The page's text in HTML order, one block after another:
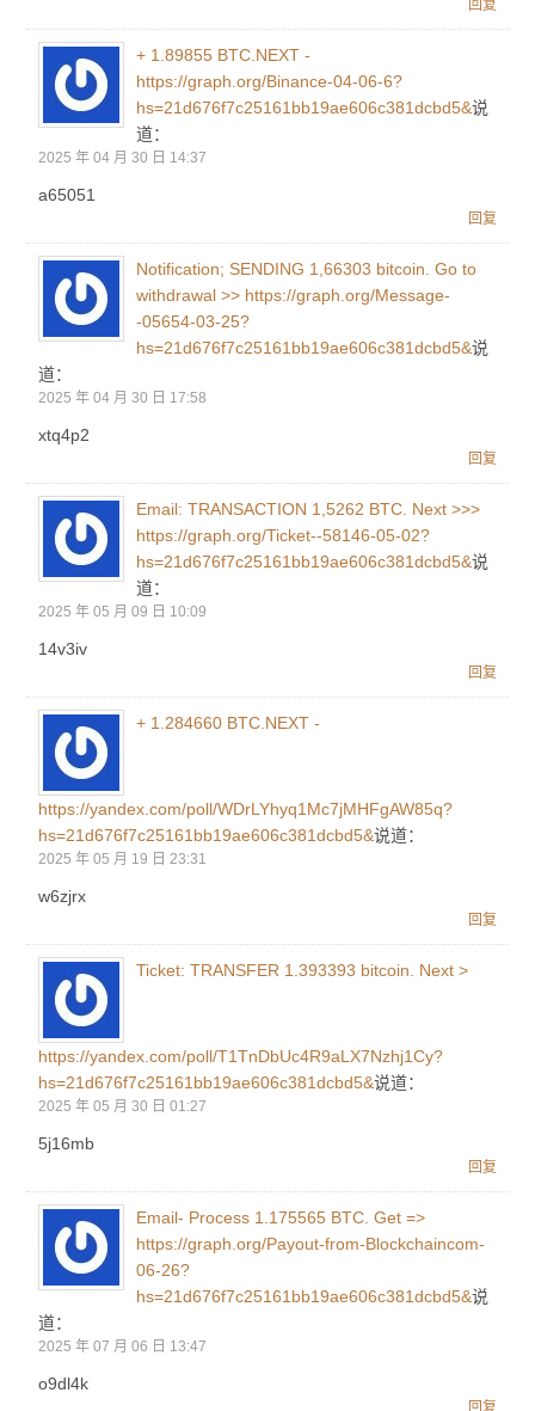
回复
+ 1.89855 BTC.NEXT -
https://graph.org/Binance-04-06-6?
hs=21d676f7c25161bb19ae606c381dcbd5&说
道：
2025 年 04 月 30 日 14:37
a65051
回复
Notification; SENDING 1,66303 bitcoin. Go to
withdrawal >> https://graph.org/Message-
-05654-03-25?
hs=21d676f7c25161bb19ae606c381dcbd5&说
道：
2025 年 04 月 30 日 17:58
xtq4p2
回复
Email: TRANSACTION 1,5262 BTC. Next >>>
https://graph.org/Ticket--58146-05-02?
hs=21d676f7c25161bb19ae606c381dcbd5&说
道：
2025 年 05 月 09 日 10:09
14v3iv
回复
+ 1.284660 BTC.NEXT -
https://yandex.com/poll/WDrLYhyq1Mc7jMHFgAW85q?
hs=21d676f7c25161bb19ae606c381dcbd5&说道：
2025 年 05 月 19 日 23:31
w6zjrx
回复
Ticket: TRANSFER 1.393393 bitcoin. Next >
https://yandex.com/poll/T1TnDbUc4R9aLX7Nzhj1Cy?
hs=21d676f7c25161bb19ae606c381dcbd5&说道：
2025 年 05 月 30 日 01:27
5j16mb
回复
Email- Process 1.175565 BTC. Get =>
https://graph.org/Payout-from-Blockchaincom-
06-26?
hs=21d676f7c25161bb19ae606c381dcbd5&说
道：
2025 年 07 月 06 日 13:47
o9dl4k